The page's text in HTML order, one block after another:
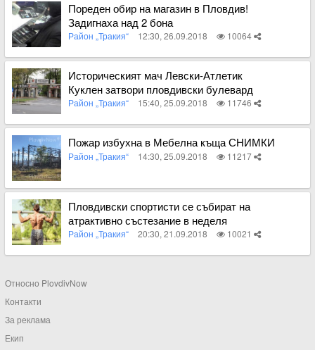
Пореден обир на магазин в Пловдив!
Задигнаха над 2 бона
Район „Тракия“ 12:30, 26.09.2018 10064
Вижте пълното съдържание
Историческият мач Левски-Атлетик
Куклен затвори пловдивски булевард
Район „Тракия“ 15:40, 25.09.2018 11746
Вижте пълното съдържание
Пожар избухна в Мебелна къща СНИМКИ
Район „Тракия“ 14:30, 25.09.2018 11217
Пловдивски спортисти се събират на
атрактивно състезание в неделя
Район „Тракия“ 20:30, 21.09.2018 10021
Вижте пълното съдържание
Относно PlovdivNow
Контакти
За реклама
Екип